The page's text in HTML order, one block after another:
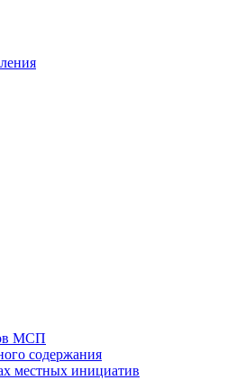
МСП
содержания
местных инициатив